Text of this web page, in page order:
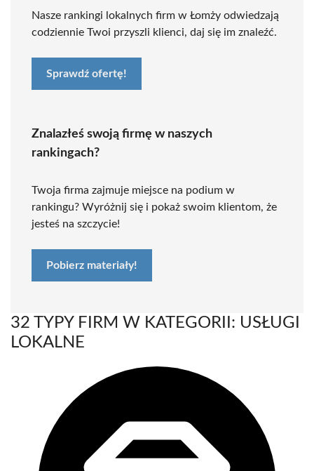
Nasze rankingi lokalnych firm w Łomży odwiedzają
codziennie Twoi przyszli klienci, daj się im znaleźć.
Sprawdź ofertę!
Znalazłeś swoją firmę w naszych
rankingach?
Twoja firma zajmuje miejsce na podium w
rankingu? Wyróżnij się i pokaż swoim klientom, że
jesteś na szczycie!
Pobierz materiały!
32 TYPY FIRM W KATEGORII: USŁUGI
LOKALNE